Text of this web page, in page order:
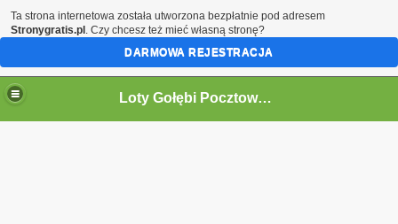
Loty Gołębi Pocztowych Oddział Kwidzyn 2011r.
Ta strona internetowa została utworzona bezpłatnie pod adresem
Stronygratis.pl . Czy chcesz też mieć własną stronę?
DARMOWA REJESTRACJA